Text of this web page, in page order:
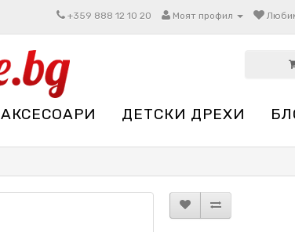
+359 888 12 10 20 Моят профил
АКСЕСОАРИ ДЕТСКИ ДРЕХИ